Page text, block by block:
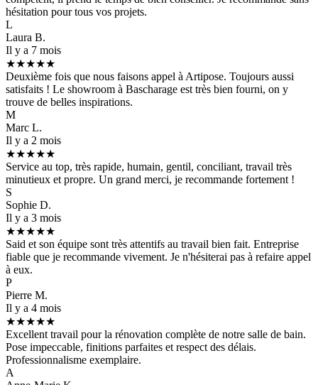
hésitation pour tous vos projets.
L
Laura B.
Il y a 7 mois
★★★★★
Deuxième fois que nous faisons appel à Artipose. Toujours aussi
satisfaits ! Le showroom à Bascharage est très bien fourni, on y
trouve de belles inspirations.
M
Marc L.
Il y a 2 mois
★★★★★
Service au top, très rapide, humain, gentil, conciliant, travail très
minutieux et propre. Un grand merci, je recommande fortement !
S
Sophie D.
Il y a 3 mois
★★★★★
Said et son équipe sont très attentifs au travail bien fait. Entreprise
fiable que je recommande vivement. Je n'hésiterai pas à refaire appel
à eux.
P
Pierre M.
Il y a 4 mois
★★★★★
Excellent travail pour la rénovation complète de notre salle de bain.
Pose impeccable, finitions parfaites et respect des délais.
Professionnalisme exemplaire.
A